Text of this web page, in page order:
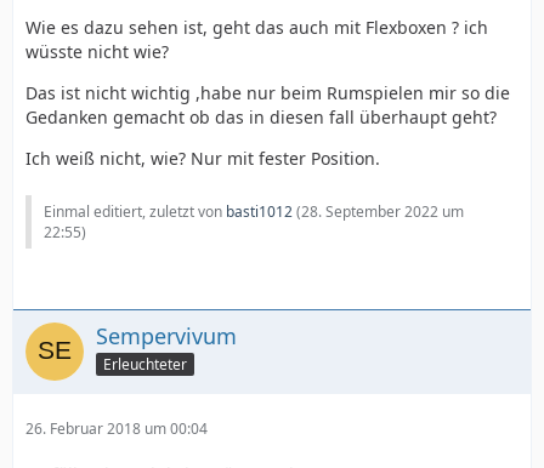
Wie es dazu sehen ist, geht das auch mit Flexboxen ? ich
wüsste nicht wie?
Das ist nicht wichtig ,habe nur beim Rumspielen mir so die
Gedanken gemacht ob das in diesen fall überhaupt geht?
Ich weiß nicht, wie? Nur mit fester Position.
Einmal editiert, zuletzt von basti1012(28. September 2022 um
22:55)
Sempervivum
Erleuchteter
26. Februar 2018 um 00:04